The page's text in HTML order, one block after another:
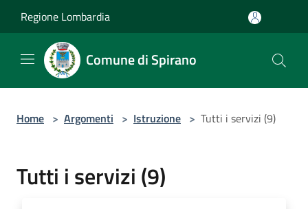
Regione Lombardia
Comune di Spirano
Home > Argomenti > Istruzione > Tutti i servizi (9)
Tutti i servizi (9)